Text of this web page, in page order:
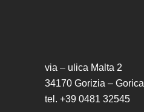
via – ulica Malta 2
34170 Gorizia – Gorica
tel. +39 0481 32545